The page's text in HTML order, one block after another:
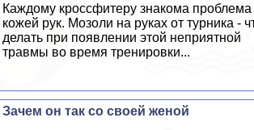
Каждому кроссфитеру знакома проблема
кожей рук. Мозоли на руках от турника -
делать при появлении этой неприятной
травмы во время тренировки...
Зачем он так со своей женой